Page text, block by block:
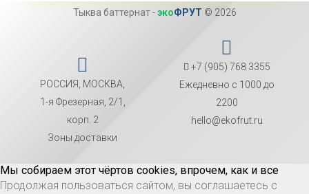
Тыква баттернат-экоФРУТ © 2026
РОССИЯ, МОСКВА,
1-я Фрезерная, 2/1,
корп. 2
Зоны доставки
+7 (905) 768 3355
Ежедневно с 1000 до
2200
hello@ekofrut.ru
Мы собираем этот чёртов cookies, впрочем, как и все
Продолжая пользоваться сайтом, вы соглашаетесь с